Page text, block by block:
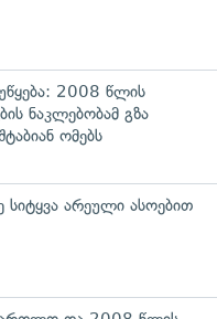
2008 წლის
ნაკლებობამ გზა
ომებს
სიტყვა არეული ასოებით